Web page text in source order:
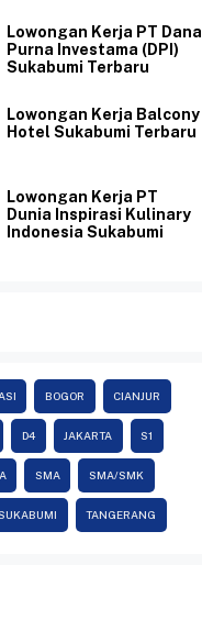
Lowongan Kerja PT Dana
Purna Investama (DPI)
Sukabumi Terbaru
Lowongan Kerja Balcony
Hotel Sukabumi Terbaru
Lowongan Kerja PT
Dunia Inspirasi Kulinary
Indonesia Sukabumi
BOGOR CIANJUR
D4 JAKARTA S1
SMA SMA/SMK
TANGERANG